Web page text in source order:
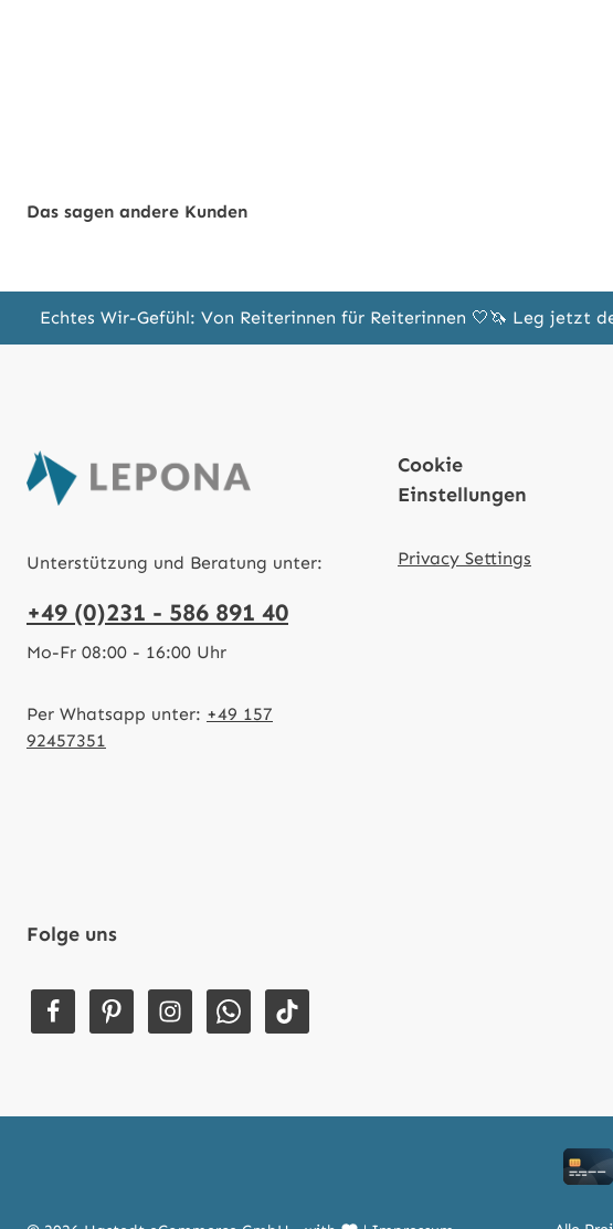
Das sagen andere Kunden
Echtes Wir-Gefühl: Von Reiterinnen für Reiterinnen 🤍🦄 Leg jetzt
Unterstützung und Beratung unter:
+49 (0)231 - 586 891 40
Mo-Fr 08:00 - 16:00 Uhr
Per Whatsapp unter: +49 157
92457351
Cookie
Einstellungen
Privacy Settings
Folge uns